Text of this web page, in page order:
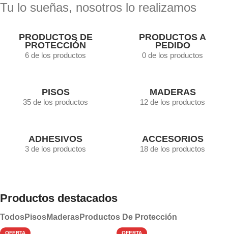
Tu lo sueñas, nosotros lo realizamos
PRODUCTOS DE
PROTECCIÓN
6 de los productos
PRODUCTOS A
PEDIDO
0 de los productos
PISOS
35 de los productos
MADERAS
12 de los productos
ADHESIVOS
3 de los productos
ACCESORIOS
18 de los productos
Productos destacados
TodosPisosMaderasProductos De Protección
OFERTA OFERTA